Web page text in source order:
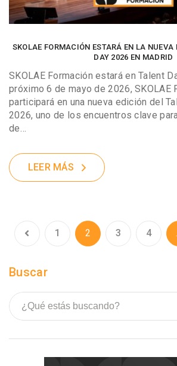
SKOLAE FORMACIÓN ESTARÁ EN LA
DAY 2026 EN MADRID
SKOLAE Formación estará en Talent
próximo 6 de mayo de 2026, SKOLAE
participará en una nueva edición del
2026, uno de los encuentros clave
de…
LEER MÁS
1 2 3 4
Buscar